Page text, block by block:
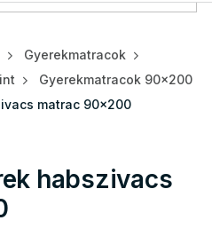
Gyerekmatracok
Gyerekmatracok 90x200
matrac 90x200
habszivacs